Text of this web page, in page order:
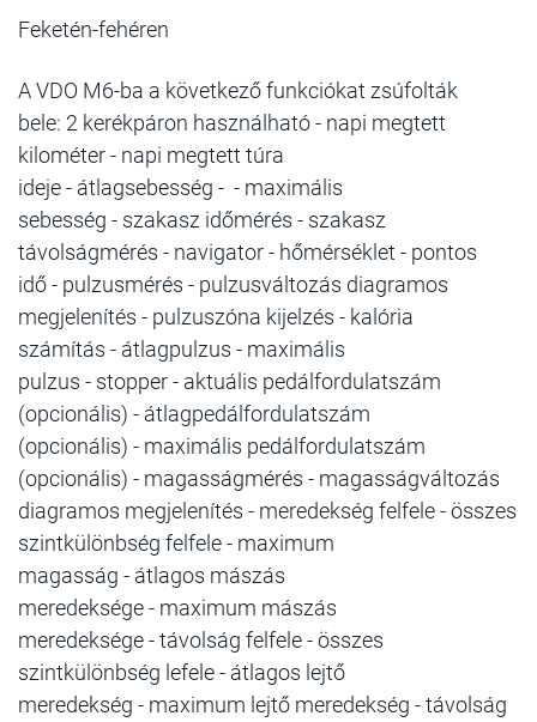
Feketén-fehéren
A VDO M6-ba a következő funkciókat zsúfolták
bele: 2 kerékpáron használható - napi megtett
kilométer- napi megtett túra
ideje- átlagsebesség - - maximális
sebesség - szakasz időmérés - szakasz
távolságmérés - navigator- hőmérséklet - pontos
idő- pulzusmérés - pulzusváltozás diagramos
megjelenítés - pulzuszóna kijelzés - kalória
számítás - átlagpulzus - maximális
pulzus - stopper- aktuális pedálfordulatszám
(opcionális) - átlagpedálfordulatszám
(opcionális) - maximális pedálfordulatszám
(opcionális) - magasságmérés - magasságváltozás
diagramos megjelenítés - meredekség felfele-összes
szintkülönbség felfele- maximum
magasság - átlagos mászás
meredeksége- maximum mászás
meredeksége-távolság felfele-összes
szintkülönbség lefele- átlagos lejtő
meredekség - maximum lejtő meredekség -távolság